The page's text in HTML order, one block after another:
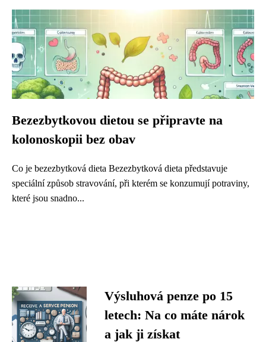
Bezezbytkovou dietou se připravte na
kolonoskopii bez obav
Co je bezezbytková dieta Bezezbytková dieta představuje
speciální způsob stravování, při kterém se konzumují potraviny,
které jsou snadno...
Výsluhová penze po 15
letech: Na co máte nárok
a jak ji získat